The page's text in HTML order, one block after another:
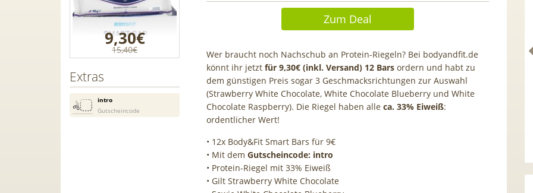
9,30€
15,40€
Extras
intro
Gutscheincode
Zum Deal
Wer braucht noch Nachschub an Protein-Riegeln? Bei bodyandfit.de
könnt ihr jetzt für 9,30€ (inkl. Versand) 12 Bars ordern und habt zu
dem günstigen Preis sogar 3 Geschmacksrichtungen zur Auswahl
(Strawberry White Chocolate, White Chocolate Blueberry und White
Chocolate Raspberry). Die Riegel haben alle ca. 33% Eiweiß:
ordentlicher Wert!
• 12x Body&Fit Smart Bars für 9€
• Mit dem Gutscheincode: intro
• Protein-Riegel mit 33% Eiweiß
• Gilt Strawberry White Chocolate
Gen2 🔋 1600Wh mit integr. 0W
Schalter, LiFePO4 Akku
(1.000€ Geldeingang / U28) +
gratis VISA + 3,75% Zinsen